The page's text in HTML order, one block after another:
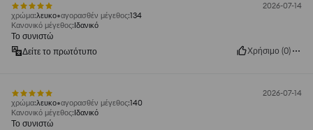
2026-07-14
χρώμα:λευκο αγορασθέν μέγεθος:134
Κανονικό μέγεθος:Ιδανικό
Το συνιστώ
Δείτε το πρωτότυπο
Χρήσιμο (0)
2026-07-14
χρώμα:λευκο αγορασθέν μέγεθος:140
Κανονικό μέγεθος:Ιδανικό
Το συνιστώ